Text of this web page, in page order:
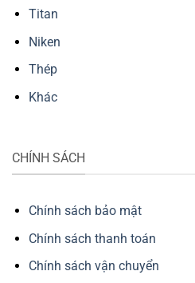
Titan
Niken
Thép
Khác
CHÍNH SÁCH
Chính sách bảo mật
Chính sách thanh toán
Chính sách vận chuyển